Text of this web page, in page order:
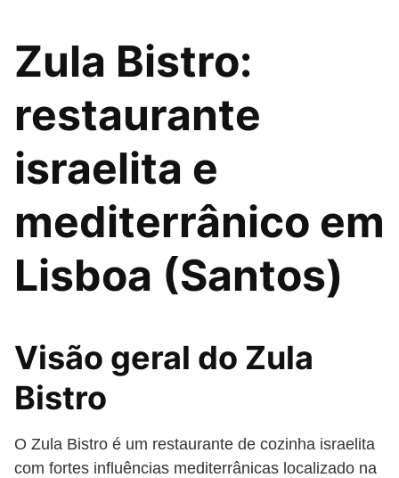
Zula Bistro:
restaurante
israelita e
mediterrânico em
Lisboa (Santos)
Visão geral do Zula
Bistro
O Zula Bistro é um restaurante de cozinha israelita
com fortes influências mediterrânicas localizado na